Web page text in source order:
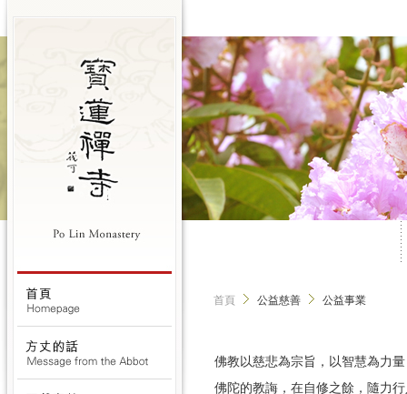
首頁 公益慈善 公益事業
佛教以慈悲為宗旨，以智慧為力
佛陀的教誨，在自修之餘，隨力